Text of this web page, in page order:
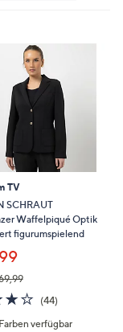
TV
SCHRAUT
Waffelpiqué Optik
figurumspielend
4.0
von
5
(44)44
verfügbar